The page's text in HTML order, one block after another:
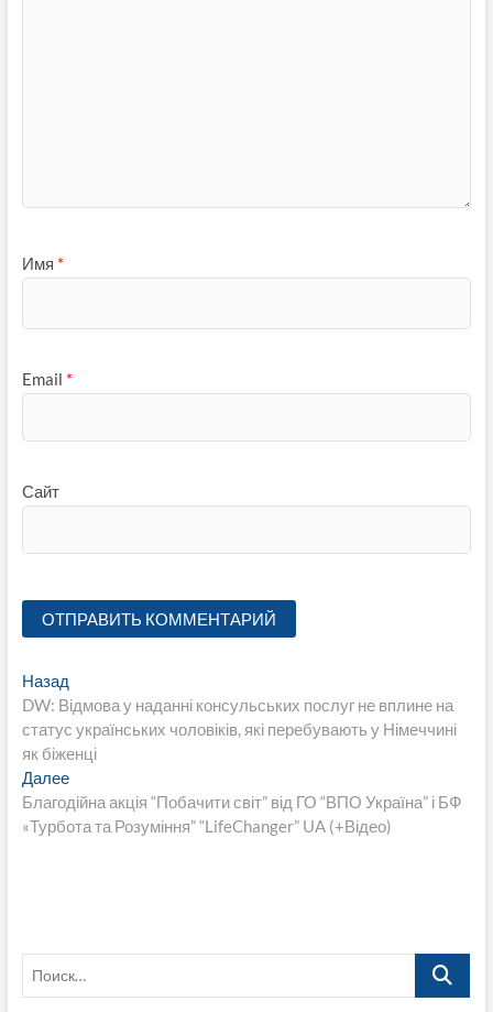
Имя *
Email *
Сайт
Навигация
по
записям
НазадПредыдущая
запись:
DW: Відмова у наданні консульських послуг не вплине на
статус українських чоловіків, які перебувають у Німеччині
як біженці
ДалееСледующая
запись:
Благодійна акція “Побачити світ” від ГО “ВПО Україна” і БФ
«Турбота та Розуміння” “LifeChanger” UA (+Відео)
Поиск…